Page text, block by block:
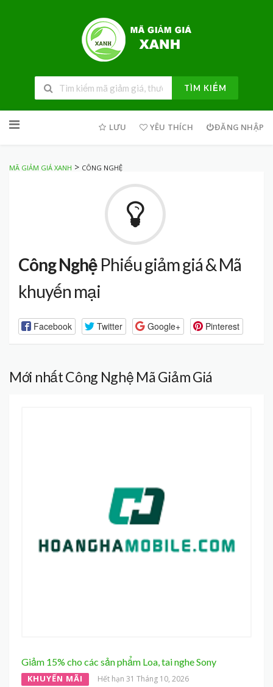
TÌM KIẾM
to
LƯU YÊU THÍCH ĐĂNG NHẬP
MÃ GIẢM GIÁ XANH > CÔNG NGHỆ
Công Nghệ Phiếu giảm giá & Mã
khuyến mại
Facebook Twitter Google+ Pinterest
Mới nhất Công Nghệ Mã Giảm Giá
Giảm 15% cho các sản phẩm Loa, tai nghe Sony
KHUYẾN MÃI Hết hạn 31 Tháng 10, 2026